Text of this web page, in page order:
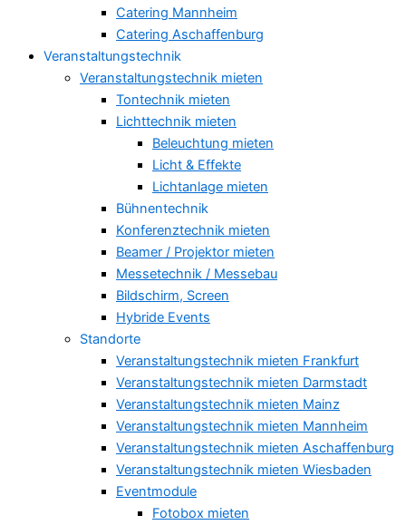
Catering Mannheim
Catering Aschaffenburg
Veranstaltungstechnik
Veranstaltungstechnik mieten
Tontechnik mieten
Lichttechnik mieten
Beleuchtung mieten
Licht & Effekte
Lichtanlage mieten
Bühnentechnik
Konferenztechnik mieten
Beamer / Projektor mieten
Messetechnik / Messebau
Bildschirm, Screen
Hybride Events
Standorte
Veranstaltungstechnik mieten Frankfurt
Veranstaltungstechnik mieten Darmstadt
Veranstaltungstechnik mieten Mainz
Veranstaltungstechnik mieten Mannheim
Veranstaltungstechnik mieten Aschaffenburg
Veranstaltungstechnik mieten Wiesbaden
Eventmodule
Fotobox mieten